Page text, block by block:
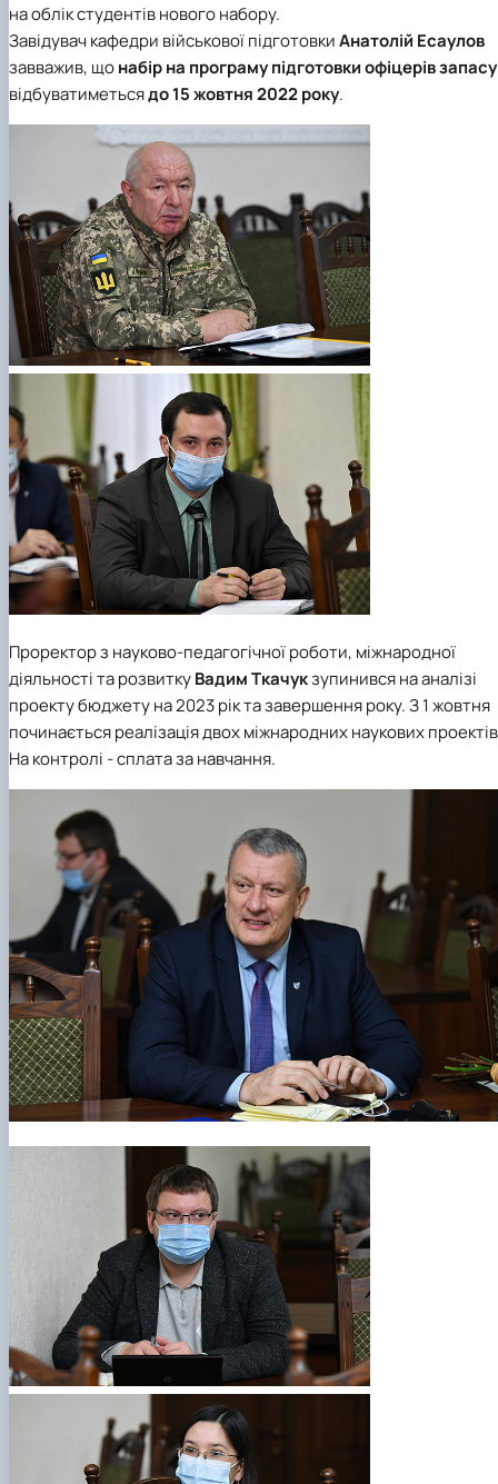
на облік студентів нового набору.
Завідувач кафедри військової підготовкиАнатолій Есаулов
завважив, щонабірна програму підготовки офіцерів запасу
відбуватиметьсядо 15 жовтня 2022 року.
Проректор з науково-педагогічної роботи, міжнародної
діяльності та розвиткуВадим Ткачукзупинився на аналізі
проекту бюджету на 2023 рік та завершення року. З 1 жовтня
починається реалізація двох міжнародних наукових
На контролі - сплата за навчання.